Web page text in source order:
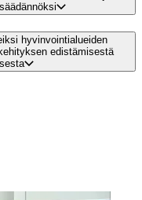
hyvinvointialueiden
edistämisestä